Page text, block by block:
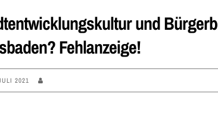
und
Fehlanzeige!
2021